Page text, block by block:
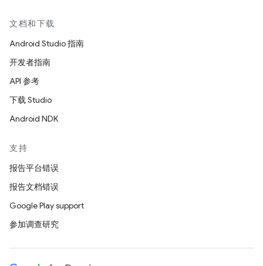
文档和下载
Android Studio 指南
开发者指南
API 参考
下载 Studio
Android NDK
支持
报告平台错误
报告文档错误
Google Play support
参加调查研究